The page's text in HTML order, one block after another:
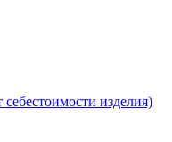
себестоимости изделия)